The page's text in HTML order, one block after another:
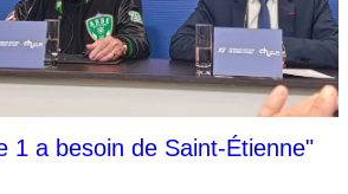
1 a besoin de Saint-Étienne"